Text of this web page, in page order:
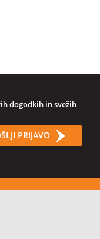
dogodkih in svežih
PRIJAVO